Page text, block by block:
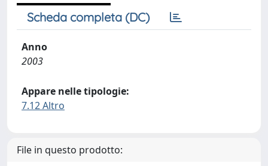
Scheda completa (DC)
Anno
2003
Appare nelle tipologie:
7.12 Altro
File in questo prodotto: